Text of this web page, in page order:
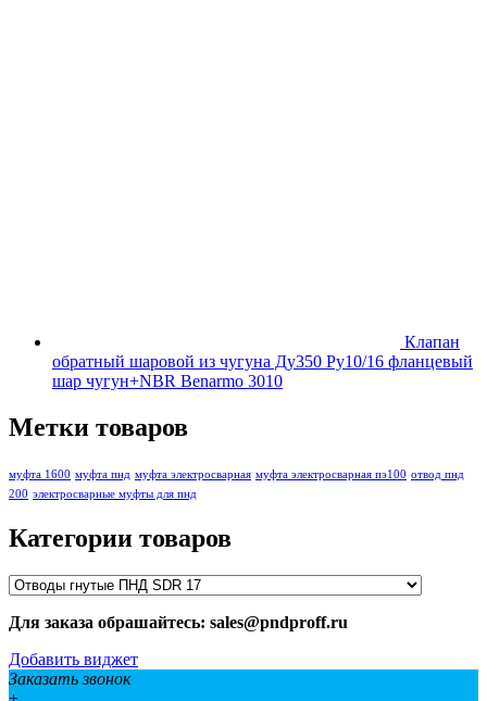
Клапан
обратный шаровой из чугуна Ду350 Ру10/16 фланцевый
шар чугун+NBR Benarmo 3010
Метки товаров
муфта 1600 муфта пнд муфта электросварная муфта электросварная пэ100 отвод пнд
200 электросварные муфты для пнд
Категории товаров
Для заказа обрашайтесь: sales@pndproff.ru
Добавить виджет
Заказать звонок